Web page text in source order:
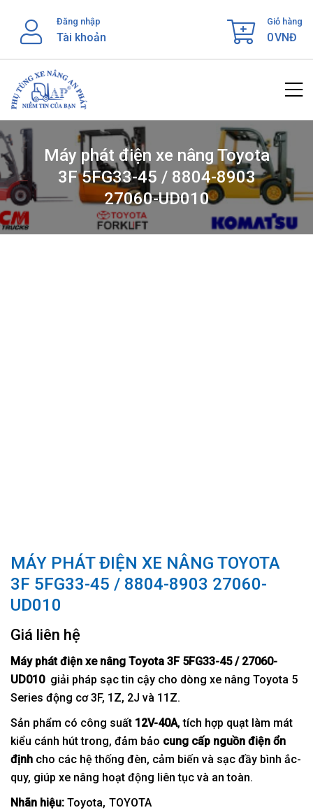
content
Đăng nhập
Tài khoản
Giỏ hàng
0VNĐ
Máy phát điện xe nâng Toyota
3F 5FG33-45 / 8804-8903
27060-UD010
MÁY PHÁT ĐIỆN XE NÂNG TOYOTA
3F 5FG33-45 / 8804-8903 27060-
UD010
Giá liên hệ
Máy phát điện xe nâng Toyota 3F 5FG33-45 / 27060-
UD010 giải pháp sạc tin cậy cho dòng xe nâng Toyota 5
Series động cơ 3F, 1Z, 2J và 11Z.
Sản phẩm có công suất 12V-40A, tích hợp quạt làm mát
kiểu cánh hút trong, đảm bảo cung cấp nguồn điện ổn
định cho các hệ thống đèn, cảm biến và sạc đầy bình ắc-
quy, giúp xe nâng hoạt động liên tục và an toàn.
Nhãn hiệu: Toyota TOYOTA